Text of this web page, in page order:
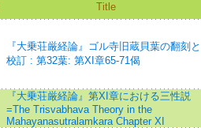
Title
『大乗荘厳経論』ゴル寺旧蔵貝葉の翻刻と
校訂 : 第32葉: 第XI章65-71偈
『大乗荘厳経論』第XI章における三性説
=The Trisvabhava Theory in the
Mahayanasutralamkara Chapter XI